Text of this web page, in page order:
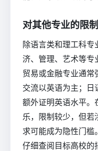
对其他专业的限制
除语言类和理工科
济、管理、艺术等专
贸易或金融专业通
交流以英语为主；
额外证明英语水平。
乐，限制较少，但
求可能成为隐性门槛
仔细查阅目标高校的